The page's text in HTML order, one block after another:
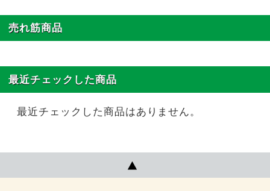
売れ筋商品
最近チェックした商品
最近チェックした商品はありません。